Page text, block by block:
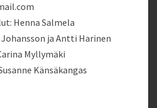
Henna Salmela
ja Antti Harinen
Myllymäki
Känsäkangas